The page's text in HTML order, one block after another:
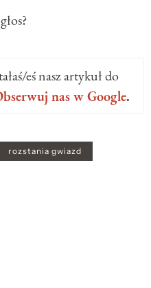
eś nasz artykuł do
nas w Google.
rozstania gwiazd